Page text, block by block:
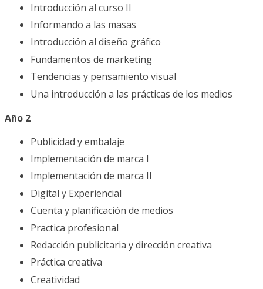
Introducción al curso II
Informando a las masas
Introducción al diseño gráfico
Fundamentos de marketing
Tendencias y pensamiento visual
Una introducción a las prácticas de los medios
Año 2
Publicidad y embalaje
Implementación de marca I
Implementación de marca II
Digital y Experiencial
Cuenta y planificación de medios
Practica profesional
Redacción publicitaria y dirección creativa
Práctica creativa
Creatividad